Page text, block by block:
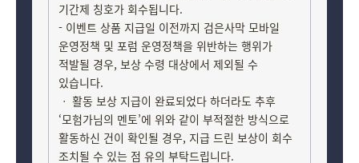
기간제 칭호가 회수됩니다.
- 이벤트 상품 지급일 이전까지 검은사막 모바일
운영정책 및 포럼 운영정책을 위반하는 행위가
적발될 경우, 보상 수령 대상에서 제외될 수
있습니다.
ㆍ 활동 보상 지급이 완료되었다 하더라도 추후
‘모험가님의 멘토’에 위와 같이 부적절한 방식으로
활동하신 건이 확인될 경우, 지급 드린 보상이 회수
조치될 수 있는 점 유의 부탁드립니다.